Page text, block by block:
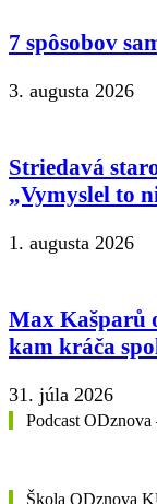
7 spôsobov
3. augusta 2026
Striedavá
„Vymyslel to
1. augusta 2026
Max Kašparů
kam kráča
31. júla 2026
Podcast
Škola ODznova